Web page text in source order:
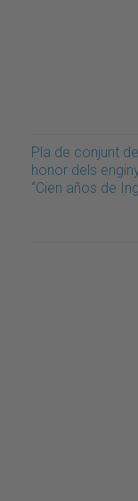
Pla de conjunt
honor dels
“Cien años de